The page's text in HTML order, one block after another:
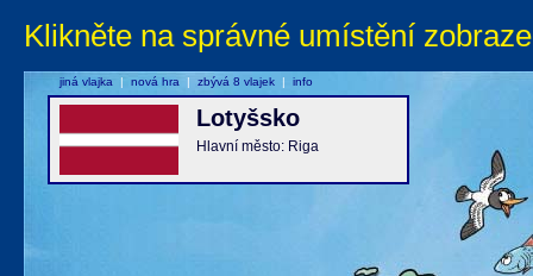
Klikněte na správné umístění
Lotyšsko
Hlavní město: Riga
jiná vlajka | nová hra | zbývá 8 vlajek | info